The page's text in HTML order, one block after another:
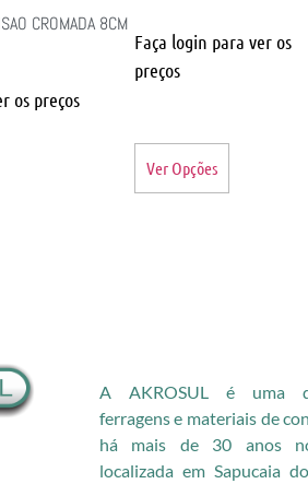
CROMADA 8CM
os preços
Faça login para ver os
preços
Ver Opções
A AKROSUL é uma
ferragens e materiais de
há mais de 30 anos
localizada em Sapucaia